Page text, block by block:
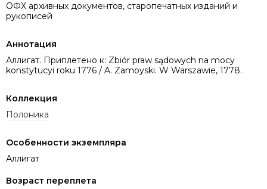
ОФХ архивных документов, старопечатных изданий и
рукописей
Аннотация
Аллигат. Приплетено к: Zbiór praw sądowych na mocy
konstytucyi roku 1776 / A. Zamoyski. W Warszawie, 1778.
Коллекция
Полоника
Особенности экземпляра
Аллигат
Возраст переплета